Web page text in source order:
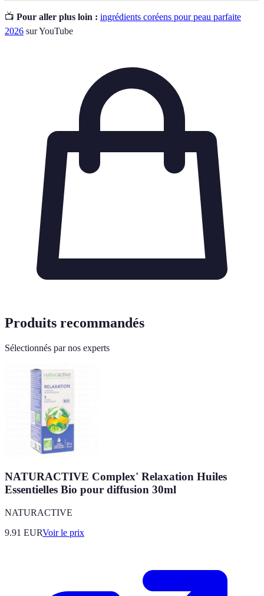
📺 Pour aller plus loin : ingrédients coréens pour peau parfaite
2026 sur YouTube
Produits recommandés
Sélectionnés par nos experts
NATURACTIVE Complex' Relaxation Huiles
Essentielles Bio pour diffusion 30ml
NATURACTIVE
9.91 EURVoir le prix